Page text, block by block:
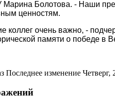
Болотова. - Наши
ценностям.
коллег очень важно, -
памяти о победе в
Последнее изменение